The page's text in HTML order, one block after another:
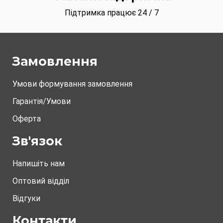
Підтримка працює 24 / 7
Замовлення
Умови формування замовлення
Гарантія/Умови
Оферта
Зв'язок
Напишіть нам
Оптовий відділ
Відгуки